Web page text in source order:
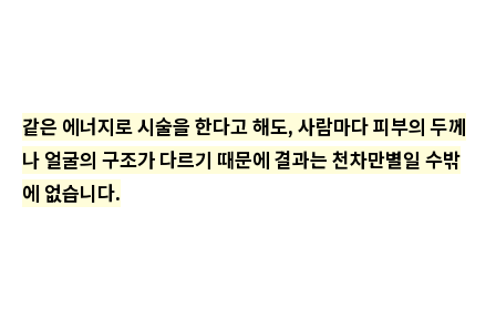
같은 에너지로 시술을 한다고 해도, 사람마다 피부의 두께
나 얼굴의 구조가 다르기 때문에 결과는 천차만별일 수밖
에 없습니다.